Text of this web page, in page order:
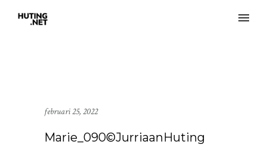
februari 25, 2022
Marie_090©JurriaanHuting